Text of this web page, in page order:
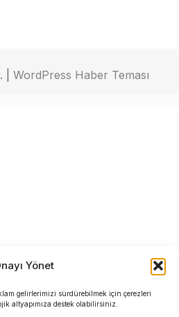
Yönet
gelirlerimizi sürdürebilmek için çerezleri
altyapımıza destek olabilirsiniz.
| WordPress Haber Teması